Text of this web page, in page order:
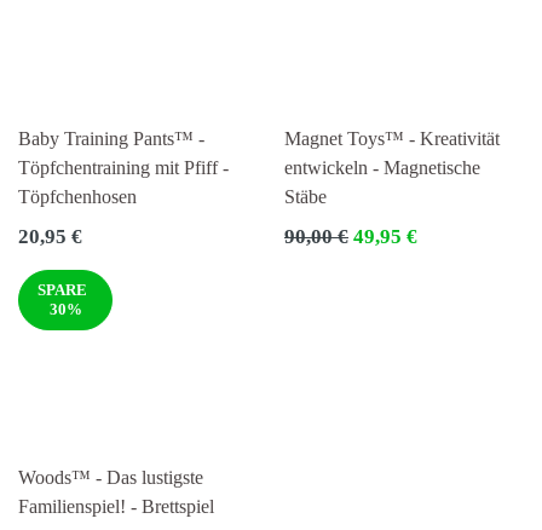
Baby Training Pants™ -
Töpfchentraining mit Pfiff -
Töpfchenhosen
Normaler
20,95 €
Magnet Toys™ - Kreativität
entwickeln - Magnetische
Stäbe
Normaler
90,00 € 49,95 €
SPARE
30%
Woods™ - Das lustigste
Familienspiel! - Brettspiel